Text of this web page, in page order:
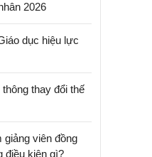
2026
dục hiệu lực
thay đổi thế
viên đồng
điều kiện gì?